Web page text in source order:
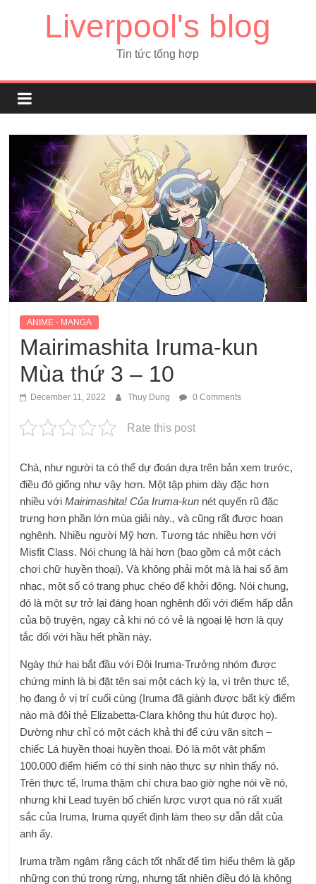
Liverpool's blog
Tin tức tổng hợp
ANIME - MANGA
Mairimashita Iruma-kun
Mùa thứ 3 – 10
December 11, 2022 Thuy Dung 0 Comments
Rate this post
Chà, như người ta có thể dự đoán dựa trên bản xem trước,
điều đó giống như vậy hơn. Một tập phim dày đặc hơn
nhiều vớiMairimashita! Của Iruma-kun nét quyến rũ đặc
trưng hơn phần lớn mùa giải này., và cũng rất được hoan
nghênh. Nhiều người Mỹ hơn. Tương tác nhiều hơn với
Misfit Class. Nói chung là hài hơn (bao gồm cả một cách
chơi chữ huyền thoại). Và không phải một mà là hai số âm
nhạc, một số có trang phục chéo để khởi động. Nói chung,
đó là một sự trở lại đáng hoan nghênh đối với điểm hấp dẫn
của bộ truyện, ngay cả khi nó có vẻ là ngoại lệ hơn là quy
tắc đối với hầu hết phần này.
Ngày thứ hai bắt đầu với Đội Iruma-Trưởng nhóm được
chứng minh là bị đặt tên sai một cách kỳ lạ, vì trên thực tế,
họ đang ở vị trí cuối cùng (Iruma đã giành được bất kỳ điểm
nào mà đội thẻ Elizabetta-Clara không thu hút được họ).
Dường như chỉ có một cách khả thi để cứu vãn sitch –
chiếc Lá huyền thoại huyền thoại. Đó là một vật phẩm
100.000 điểm hiếm có thí sinh nào thực sự nhìn thấy nó.
Trên thực tế, Iruma thậm chí chưa bao giờ nghe nói về nó,
nhưng khi Lead tuyên bố chiến lược vượt qua nó rất xuất
sắc của Iruma, Iruma quyết định làm theo sự dẫn dắt của
anh ấy.
Iruma trầm ngâm rằng cách tốt nhất để tìm hiểu thêm là gặp
những con thú trong rừng, nhưng tất nhiên điều đó là không